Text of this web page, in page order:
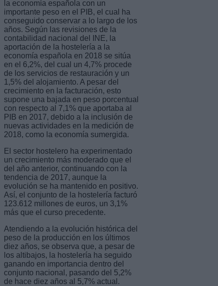
la economía española con un
importante peso en el PIB, el cual ha
conseguido conservar a lo largo de los
años. Según las revisiones de la
contabilidad nacional del INE, la
aportación de la hostelería a la
economía española en 2018 se sitúa
en el 6,2%, del cual un 4,7% procede
de los servicios de restauración y un
1,5% del alojamiento. A pesar del
crecimiento en la facturación, esto
supone una bajada en peso porcentual
con respecto al 7,1% que aportaba al
PIB en 2017, debido a la inclusión de
nuevas actividades en la medición de
2018, como la economía sumergida.
El sector hostelero ha experimentado
un crecimiento más moderado que el
del año anterior, continuando con la
tendencia de 2017, aunque la
evolución se ha mantenido en positivo.
Así, el conjunto de la hostelería facturó
123.612 millones de euros, un 3,1%
más que el curso precedente.
Atendiendo a la evolución histórica del
peso de la producción en los últimos
diez años, se observa que, a pesar de
los altibajos, la hostelería ha seguido
ganando en importancia dentro del
conjunto nacional, pasando del 5,2%
de hace diez años al 5,7% actual.